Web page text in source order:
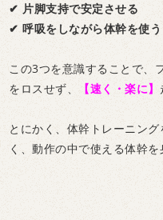
✔︎ 片脚支持で安定させる
✔︎ 呼吸をしながら体幹を使う
この3つを意識することで、
をロスせず、
【速く・楽に】
とにかく、体幹トレーニン
く、動作の中で使える体幹